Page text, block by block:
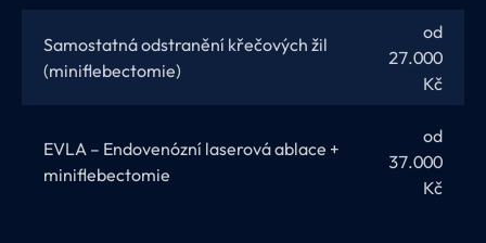
Samostatná odstranění křečových žil
(miniflebectomie)
od
27.000
Kč
EVLA – Endovenózní laserová ablace +
miniflebectomie
od
37.000
Kč